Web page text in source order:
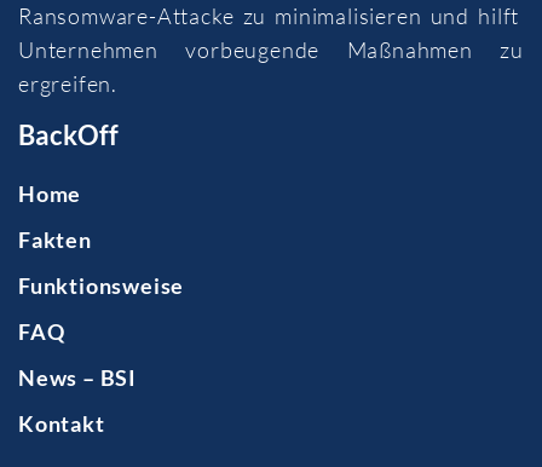
Ransomware-Attacke zu minimalisieren und hilft
Unternehmen vorbeugende Maßnahmen zu
ergreifen.
BackOff
Home
Fakten
Funktionsweise
FAQ
News – BSI
Kontakt